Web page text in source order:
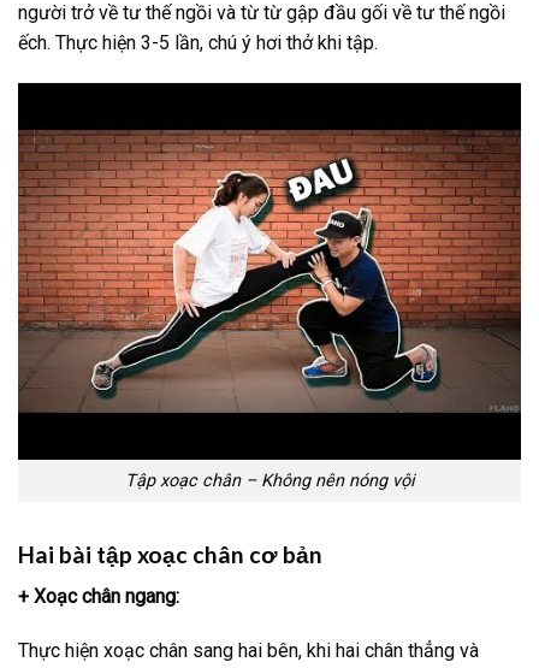
người trở về tư thế ngồi và từ từ gập đầu gối về tư thế ngồi
ếch. Thực hiện 3-5 lần, chú ý hơi thở khi tập.
Tập xoạc chân – Không nên nóng vội
Hai bài tập xoạc chân cơ bản
+ Xoạc chân ngang:
Thực hiện xoạc chân sang hai bên, khi hai chân thẳng và